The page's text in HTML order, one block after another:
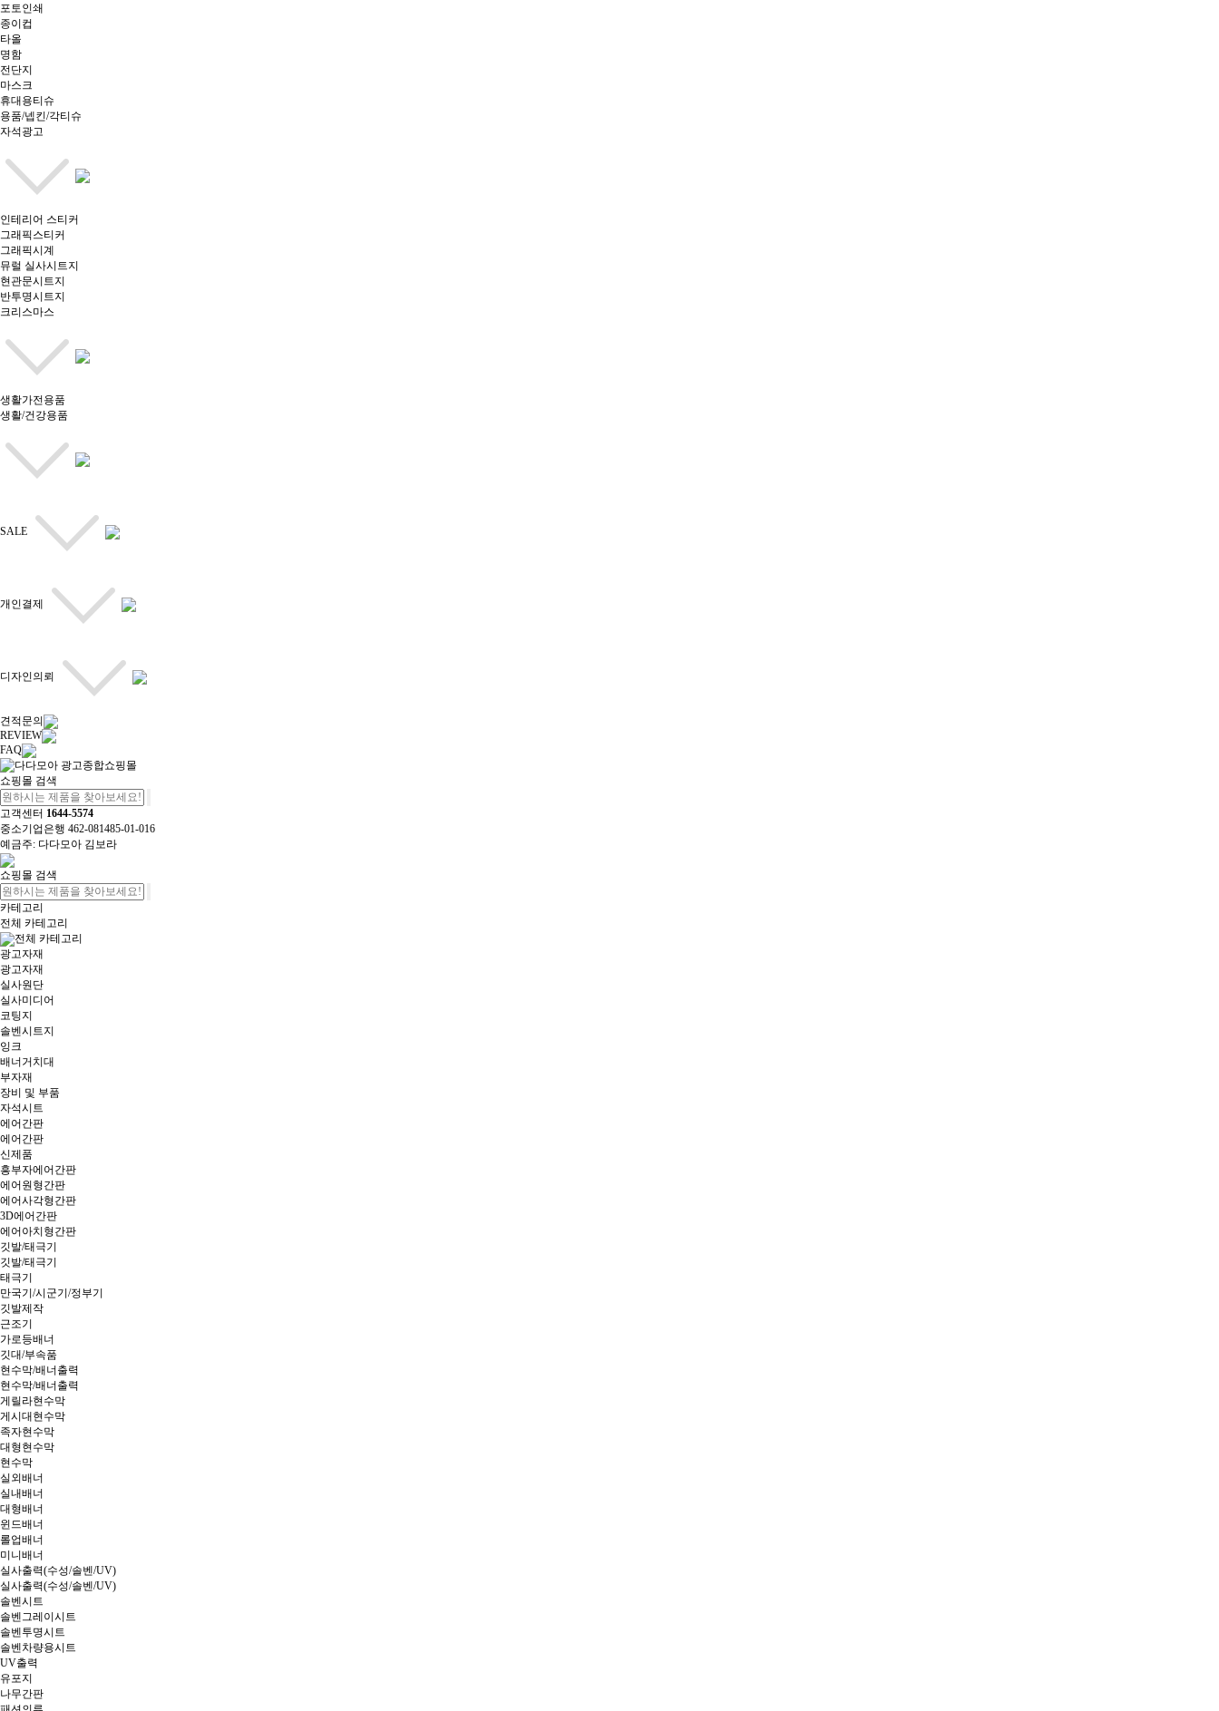
포토인쇄
종이컵
타올
명함
전단지
마스크
휴대용티슈
용품/넵킨/각티슈
자석광고
인테리어 스티커
그래픽스티커
그래픽시계
뮤럴 실사시트지
현관문시트지
반투명시트지
크리스마스
생활가전용품
생활/건강용품
SALE
개인결제
디자인의뢰
견적문의
REVIEW
FAQ
쇼핑몰 검색
고객센터 1644-5574
중소기업은행 462-081485-01-016
예금주: 다다모아 김보라
쇼핑몰 검색
카테고리
전체 카테고리
전체 카테고리
광고자재
광고자재
실사원단
실사미디어
코팅지
솔벤시트지
잉크
배너거치대
부자재
장비 및 부품
자석시트
에어간판
에어간판
신제품
흥부자에어간판
에어원형간판
에어사각형간판
3D에어간판
에어아치형간판
깃발/태극기
깃발/태극기
태극기
만국기/시군기/정부기
깃발제작
근조기
가로등배너
깃대/부속품
현수막/배너출력
현수막/배너출력
게릴라현수막
게시대현수막
족자현수막
대형현수막
현수막
실외배너
실내배너
대형배너
윈드배너
롤업배너
미니배너
실사출력(수성/솔벤/UV)
실사출력(수성/솔벤/UV)
솔벤시트
솔벤그레이시트
솔벤투명시트
솔벤차량용시트
UV출력
유포지
나무간판